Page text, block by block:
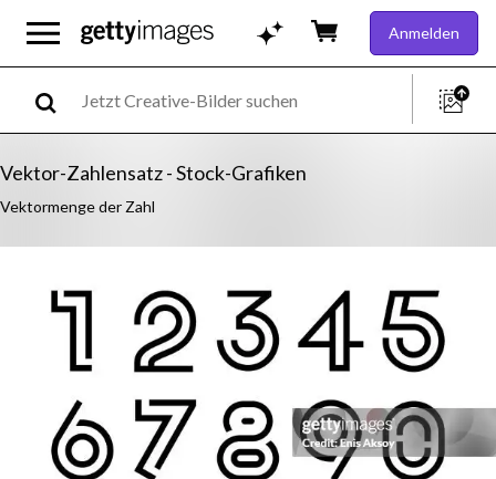
Anmelden
Vektor-Zahlensatz - Stock-Grafiken
Vektormenge der Zahl